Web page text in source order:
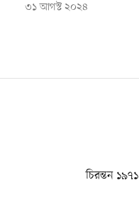
৩১ আগস্ট ২০২৪
চিরন্তন ১৯৭১